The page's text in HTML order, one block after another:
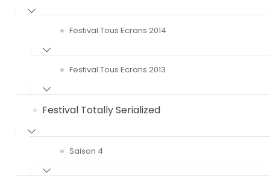
Festival Tous Ecrans 2014
Festival Tous Ecrans 2013
Festival Totally Serialized
Saison 4